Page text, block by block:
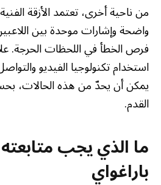
من ناحية أخرى، تعتمد الأزقة
واضحة وإشارات موحدة بين
فرص الخطأ في اللحظات الحرجة.
استخدام تكنولوجيا الفيديو
يمكن أن يحدّ من هذه الحالات،
القدم.
ما الذي يجب
باراغواي